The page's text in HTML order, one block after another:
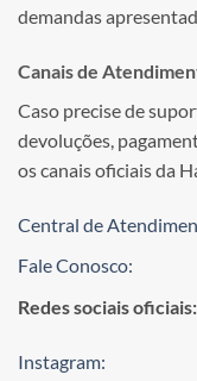
demandas
Canais de
Caso precise de
devoluções,
os canais oficiais da
Central de
Fale Conosco:
Redes sociais oficiais:
Instagram: